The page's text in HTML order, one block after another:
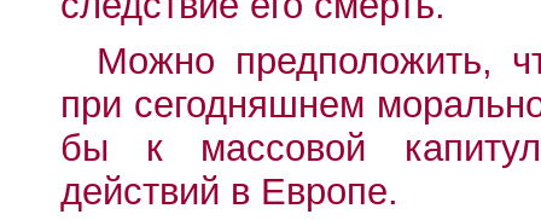
Можно предположить,
при сегодняшнем
бы к массовой
действий в Европе.